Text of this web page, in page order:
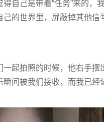
自己是带着“任务”来的，
的世界里，屏蔽掉其他信
起拍照的时候，他右手
间被我们接收，而我已